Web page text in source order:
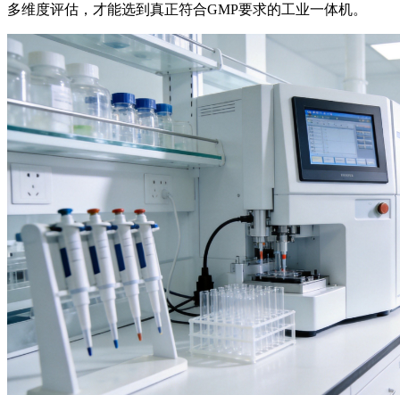
多维度评估，才能选到真正符合GMP要求的工业一体机。